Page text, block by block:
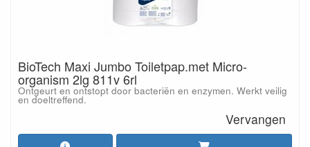
BioTech Maxi Jumbo Toiletpap.met Micro-
organism 2lg 811v 6rl
Ontgeurt en ontstopt door bacteriën en enzymen. Werkt veilig
en doeltreffend.
Vervangen